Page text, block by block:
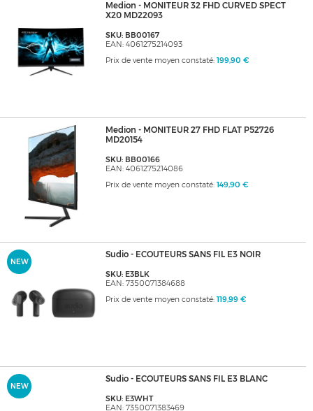
Medion - MONITEUR 32 FHD CURVED SPECT
X20 MD22093
SKU: BB00167
EAN: 4061275214093
Prix de vente moyen constaté: 199,90 €
Medion - MONITEUR 27 FHD FLAT P52726
MD20154
SKU: BB00166
EAN: 4061275214086
Prix de vente moyen constaté: 149,90 €
NEW
Sudio - ECOUTEURS SANS FIL E3 NOIR
SKU: E3BLK
EAN: 7350071384688
Prix de vente moyen constaté: 119,99 €
NEW
Sudio - ECOUTEURS SANS FIL E3 BLANC
SKU: E3WHT
EAN: 7350071383469